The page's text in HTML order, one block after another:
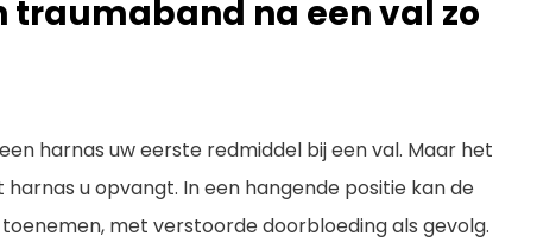
traumaband na een val zo
harnas uw eerste redmiddel bij een val. Maar het
u opvangt. In een hangende positie kan de
met verstoorde doorbloeding als gevolg.